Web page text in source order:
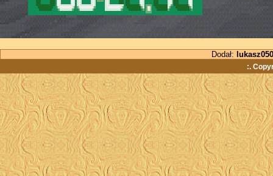
Dodał:
:.